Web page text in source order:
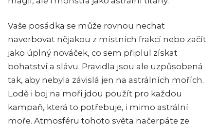
Vaše posádka se může rovnou nechat
naverbovat nějakou z místních frakcí nebo začít
jako úplný nováček, co sem připlul získat
bohatství a slávu. Pravidla jsou ale uzpůsobená
tak, aby nebyla závislá jen na astrálních mořích.
Lodě i boj na moři jdou použít pro každou
kampaň, která to potřebuje, i mimo astrální
moře. Atmosféru tohoto světa načerpáte ze